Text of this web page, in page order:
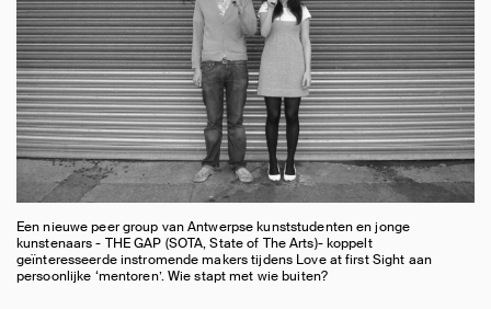
Een nieuwe peer group van Antwerpse kunststudenten en jonge
kunstenaars - THE GAP (SOTA, State of The Arts)- koppelt
geïnteresseerde instromende makers tijdens Love at first Sight aan
persoonlijke ‘mentoren’. Wie stapt met wie buiten?